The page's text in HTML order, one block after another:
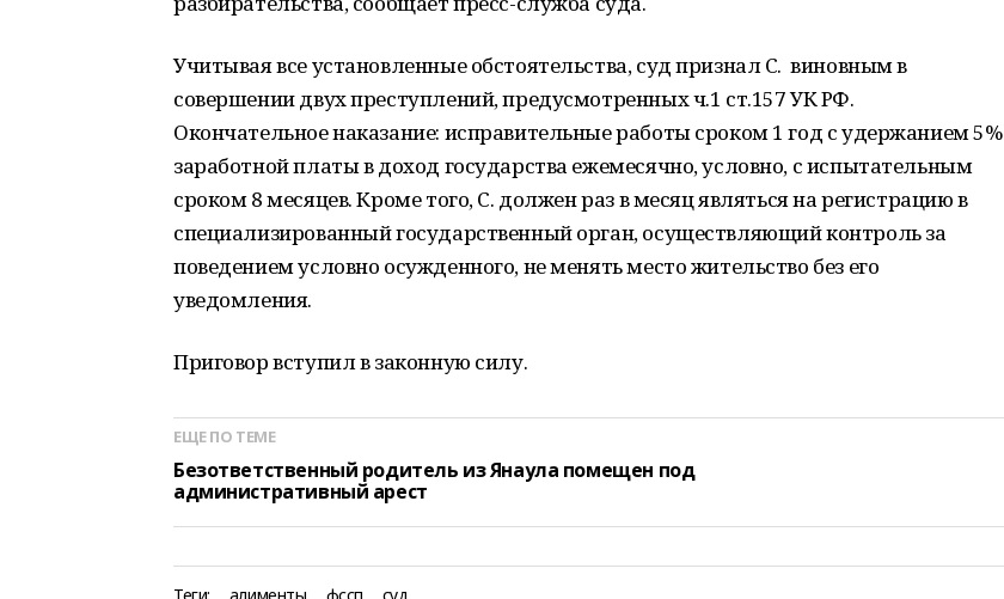
Учитывая все установленные обстоятельства, суд признал С. виновным в
совершении двух преступлений, предусмотренных ч.1 ст.157 УК РФ.
Окончательное наказание: исправительные работы сроком 1 год с удержанием 5%
заработной платы в доход государства ежемесячно, условно, с испытательным
сроком 8 месяцев. Кроме того, С. должен раз в месяц являться на регистрацию в
специализированный государственный орган, осуществляющий контроль за
поведением условно осужденного, не менять место жительство без его
уведомления.
Приговор вступил в законную силу.
ЕЩЕ ПО ТЕМЕ
Безответственный родитель из Янаула помещен под
административный арест